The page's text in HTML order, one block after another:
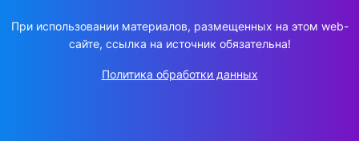
При использовании материалов, размещенных на этом web-
сайте, ссылка на источник обязательна!
Политика обработки данных